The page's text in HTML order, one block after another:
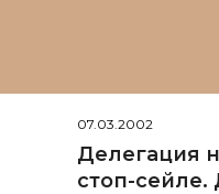
07.03.2002
Делегация
стоп-сейле.